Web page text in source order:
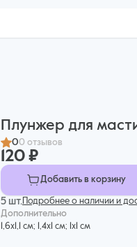
Плунжер для
00 отзывов
120 ₽
Добавить в корзину
5 шт. Подробнее о наличии и
Дополнительнo
1,6х1,1 см; 1,4х1 см; 1х1 см